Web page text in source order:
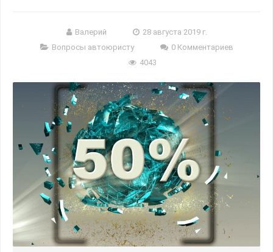
Валерий
28 августа 2019 г.
Вопросы автоюристу
0 Комментариев
4043